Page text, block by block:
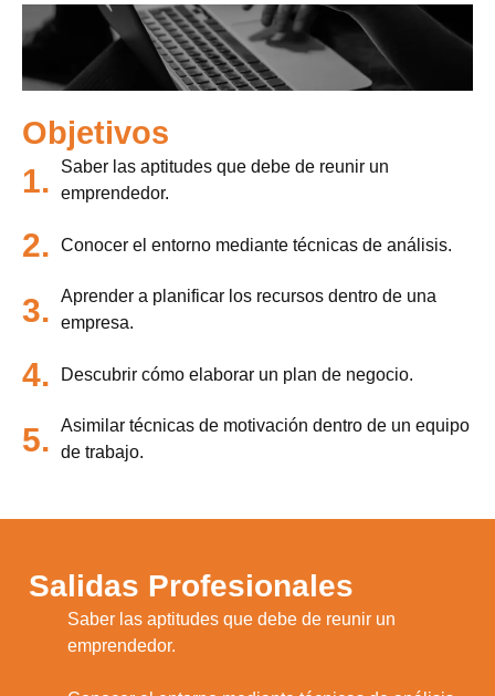
Objetivos
1.
Saber las aptitudes que debe de reunir un
emprendedor.
2. Conocer el entorno mediante técnicas de análisis.
3.
Aprender a planificar los recursos dentro de una
empresa.
4. Descubrir cómo elaborar un plan de negocio.
5.
Asimilar técnicas de motivación dentro de un equipo
de trabajo.
Salidas Profesionales
Saber las aptitudes que debe de reunir un
emprendedor.